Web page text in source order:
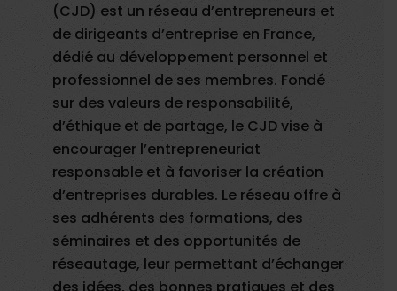
(CJD) est un réseau d’entrepreneurs et
de dirigeants d’entreprise en France,
dédié au développement personnel et
professionnel de ses membres. Fondé
sur des valeurs de responsabilité,
d’éthique et de partage, le CJD vise à
encourager l’entrepreneuriat
responsable et à favoriser la création
d’entreprises durables. Le réseau offre à
ses adhérents des formations, des
séminaires et des opportunités de
réseautage, leur permettant d’échanger